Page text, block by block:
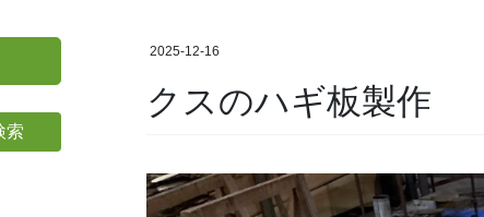
2025-12-16
クスのハギ板製作